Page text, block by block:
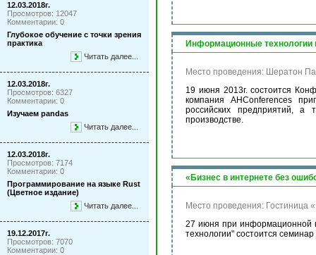
12.03.2018г.
Просмотров: 12047
Комментарии: 0
Глубокое обучение с точки зрения
практика
Читать далее...
12.03.2018г.
Просмотров: 6327
Комментарии: 0
Изучаем pandas
Читать далее...
12.03.2018г.
Просмотров: 7174
Комментарии: 0
Программирование на языке Rust
(Цветное издание)
Читать далее...
19.12.2017г.
Просмотров: 7070
Комментарии: 0
Информационные технологии
Место проведения: Шератон
19 июня 2013г. состоится
компания AHConferences
российских предприятий, а
производстве.
«Бизнес в интернете без
Место проведения: Гостиница
27 июня при информационной
технологии" состоится